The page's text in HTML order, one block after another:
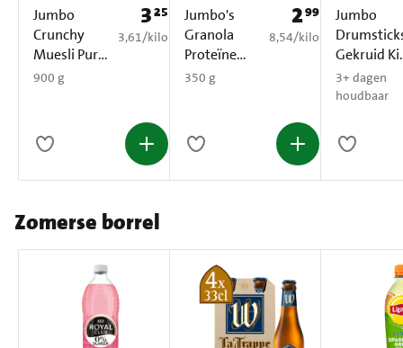
Jumbo
Crunchy
Muesli Pure
Chocolade
900 g
Prijs: € 3,25
325
€ 3,61 per kilo
3,61/kilo
Jumbo's
Granola
Proteïne
350 g
350 g
Prijs: € 2,99
299
€ 8,54 per kilo
8,54/kilo
Jumbo
Gekruid
ca. 1000 g
3+ dagen
houdbaar
Zomerse borrel